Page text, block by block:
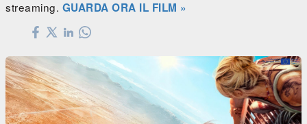
streaming. GUARDA ORA IL FILM »